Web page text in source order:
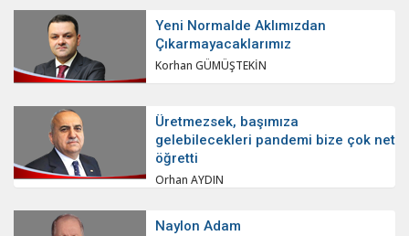
Yeni Normalde Aklımızdan
Çıkarmayacaklarımız
Korhan GÜMÜŞTEKİN
Üretmezsek, başımıza
gelebilecekleri pandemi bize çok net
öğretti
Orhan AYDIN
Naylon Adam